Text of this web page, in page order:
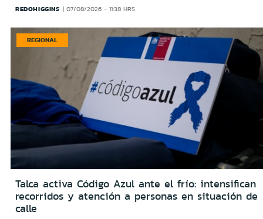
REDOHIGGINS 07/08/2026 - 11:38 HRS
REGIONAL
Talca activa Código Azul ante el frío: intensifican
recorridos y atención a personas en situación de
calle